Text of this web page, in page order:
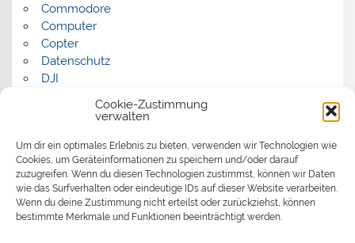
Cookie-Zustimmung
verwalten
Um dir ein optimales Erlebnis zu bieten, verwenden wir Technologien wie
Cookies, um Geräteinformationen zu speichern und/oder darauf
zuzugreifen. Wenn du diesen Technologien zustimmst, können wir Daten
wie das Surfverhalten oder eindeutige IDs auf dieser Website verarbeiten.
Wenn du deine Zustimmung nicht erteilst oder zurückziehst, können
bestimmte Merkmale und Funktionen beeinträchtigt werden.
Commodore
Computer
Copter
Datenschutz
DJI
Panorama
Politik
Retrocomputer
Uncategorized
Video